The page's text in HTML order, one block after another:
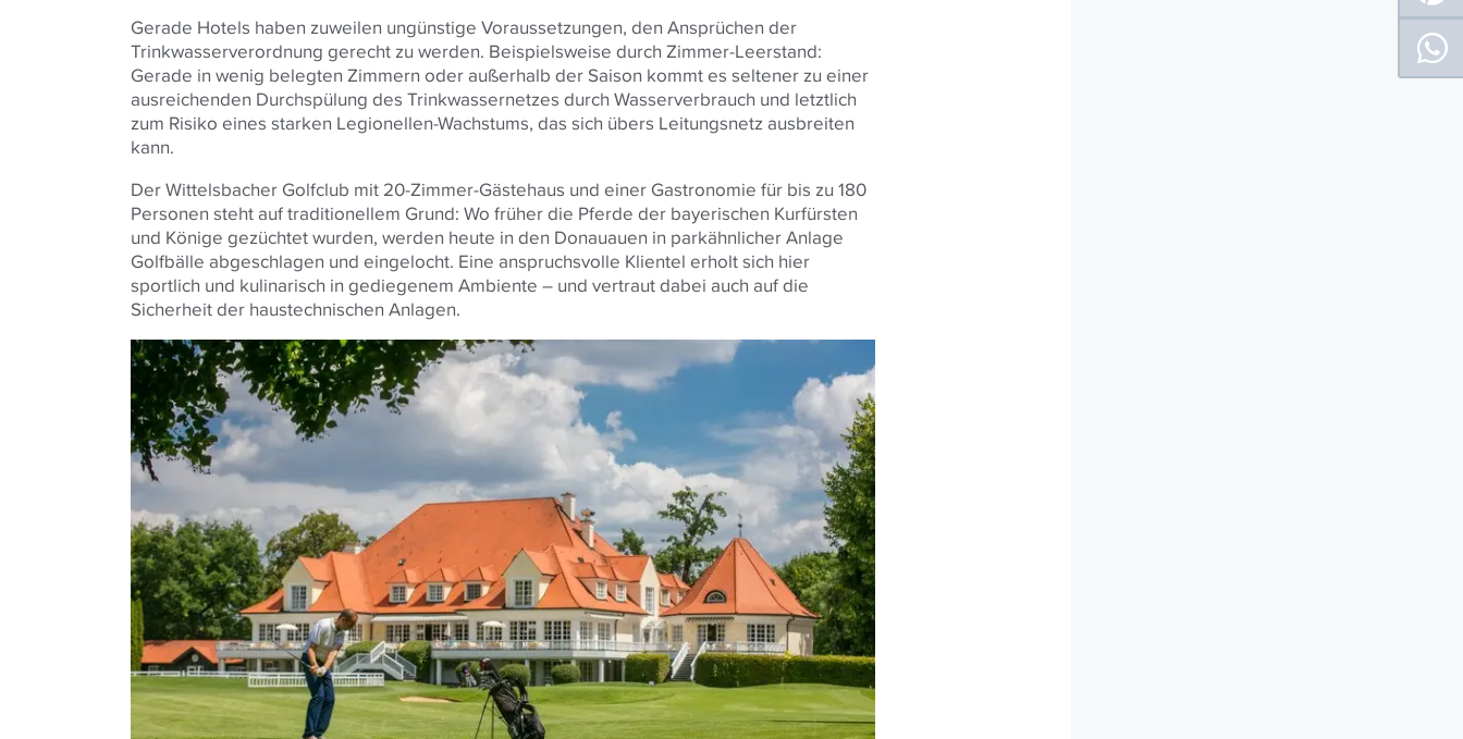
Gerade Hotels haben zuweilen ungünstige Voraussetzungen, den Ansprüchen der
Trinkwasserverordnung gerecht zu werden. Beispielsweise durch Zimmer-Leerstand:
Gerade in wenig belegten Zimmern oder außerhalb der Saison kommt es seltener zu einer
ausreichenden Durchspülung des Trinkwassernetzes durch Wasserverbrauch und letztlich
zum Risiko eines starken Legionellen-Wachstums, das sich übers Leitungsnetz ausbreiten
kann.
Der Wittelsbacher Golfclub mit 20-Zimmer-Gästehaus und einer Gastronomie für bis zu 180
Personen steht auf traditionellem Grund: Wo früher die Pferde der bayerischen Kurfürsten
und Könige gezüchtet wurden, werden heute in den Donauauen in parkähnlicher Anlage
Golfbälle abgeschlagen und eingelocht. Eine anspruchsvolle Klientel erholt sich hier
sportlich und kulinarisch in gediegenem Ambiente – und vertraut dabei auch auf die
Sicherheit der haustechnischen Anlagen.